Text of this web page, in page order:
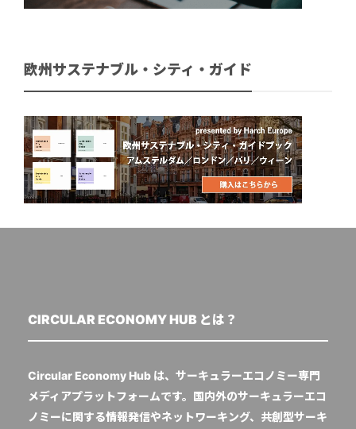
欧州サステナブル・シティ・ガイド
CIRCULAR ECONOMY HUB とは？
Circular Economy Hub は、サーキュラーエコノミー専門
メディアプラットフォームです。国内外のサーキュラーエコ
ノミーに関する情報発信やネットワーキング、共創型サーキ